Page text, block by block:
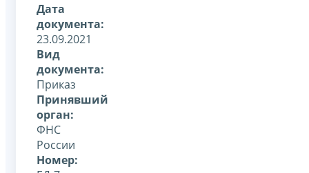
Дата
документа:
23.09.2021
Вид
документа:
Приказ
Принявший
орган:
ФНС
России
Номер: